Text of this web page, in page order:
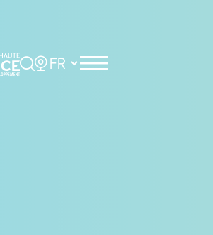
Rechercher
Choisir la langue